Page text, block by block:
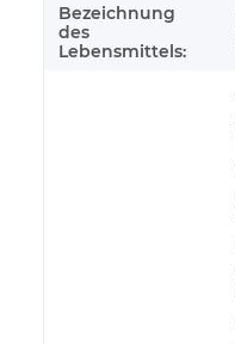
Bezeichnung
des
Lebensmittels: